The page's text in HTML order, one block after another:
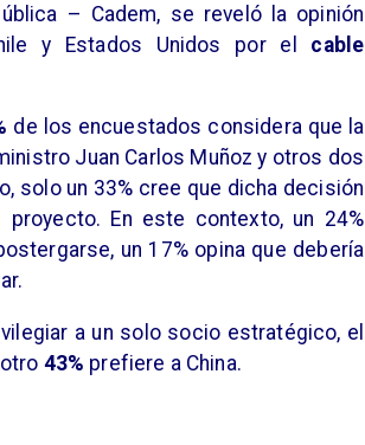
– Cadem, se reveló la opinión
y Estados Unidos por el cable
de los encuestados considera que la
Juan Carlos Muñoz y otros dos
solo un 33% cree que dicha decisión
En este contexto, un 24%
un 17% opina que debería
a un solo socio estratégico, el
43% prefiere a China.